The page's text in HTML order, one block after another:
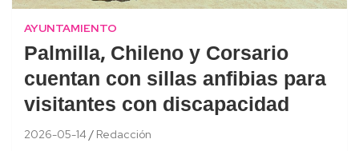
AYUNTAMIENTO
Palmilla, Chileno y Corsario
cuentan con sillas anfibias para
visitantes con discapacidad
2026-05-14 Redacción